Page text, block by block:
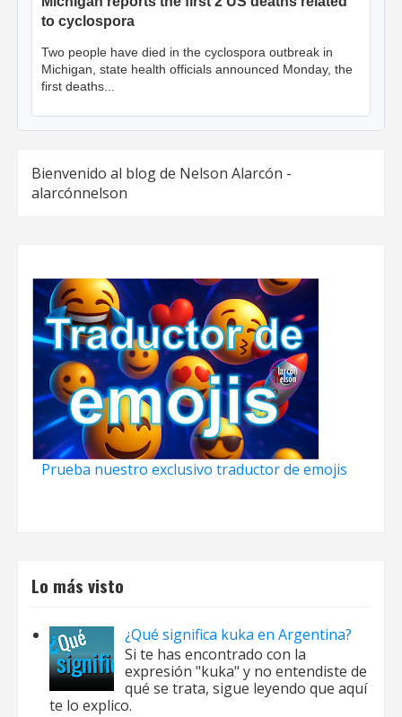
to cyclospora
Two people have died in the cyclospora outbreak in
Michigan, state health officials announced Monday, the
first deaths...
Bienvenido al blog de Nelson Alarcón -
alarcónnelson
Prueba nuestro exclusivo traductor de emojis
Lo más visto
¿Qué significa kuka en Argentina?
Si te has encontrado con la
expresión "kuka" y no entendiste de
qué se trata, sigue leyendo que aquí
te lo explico.